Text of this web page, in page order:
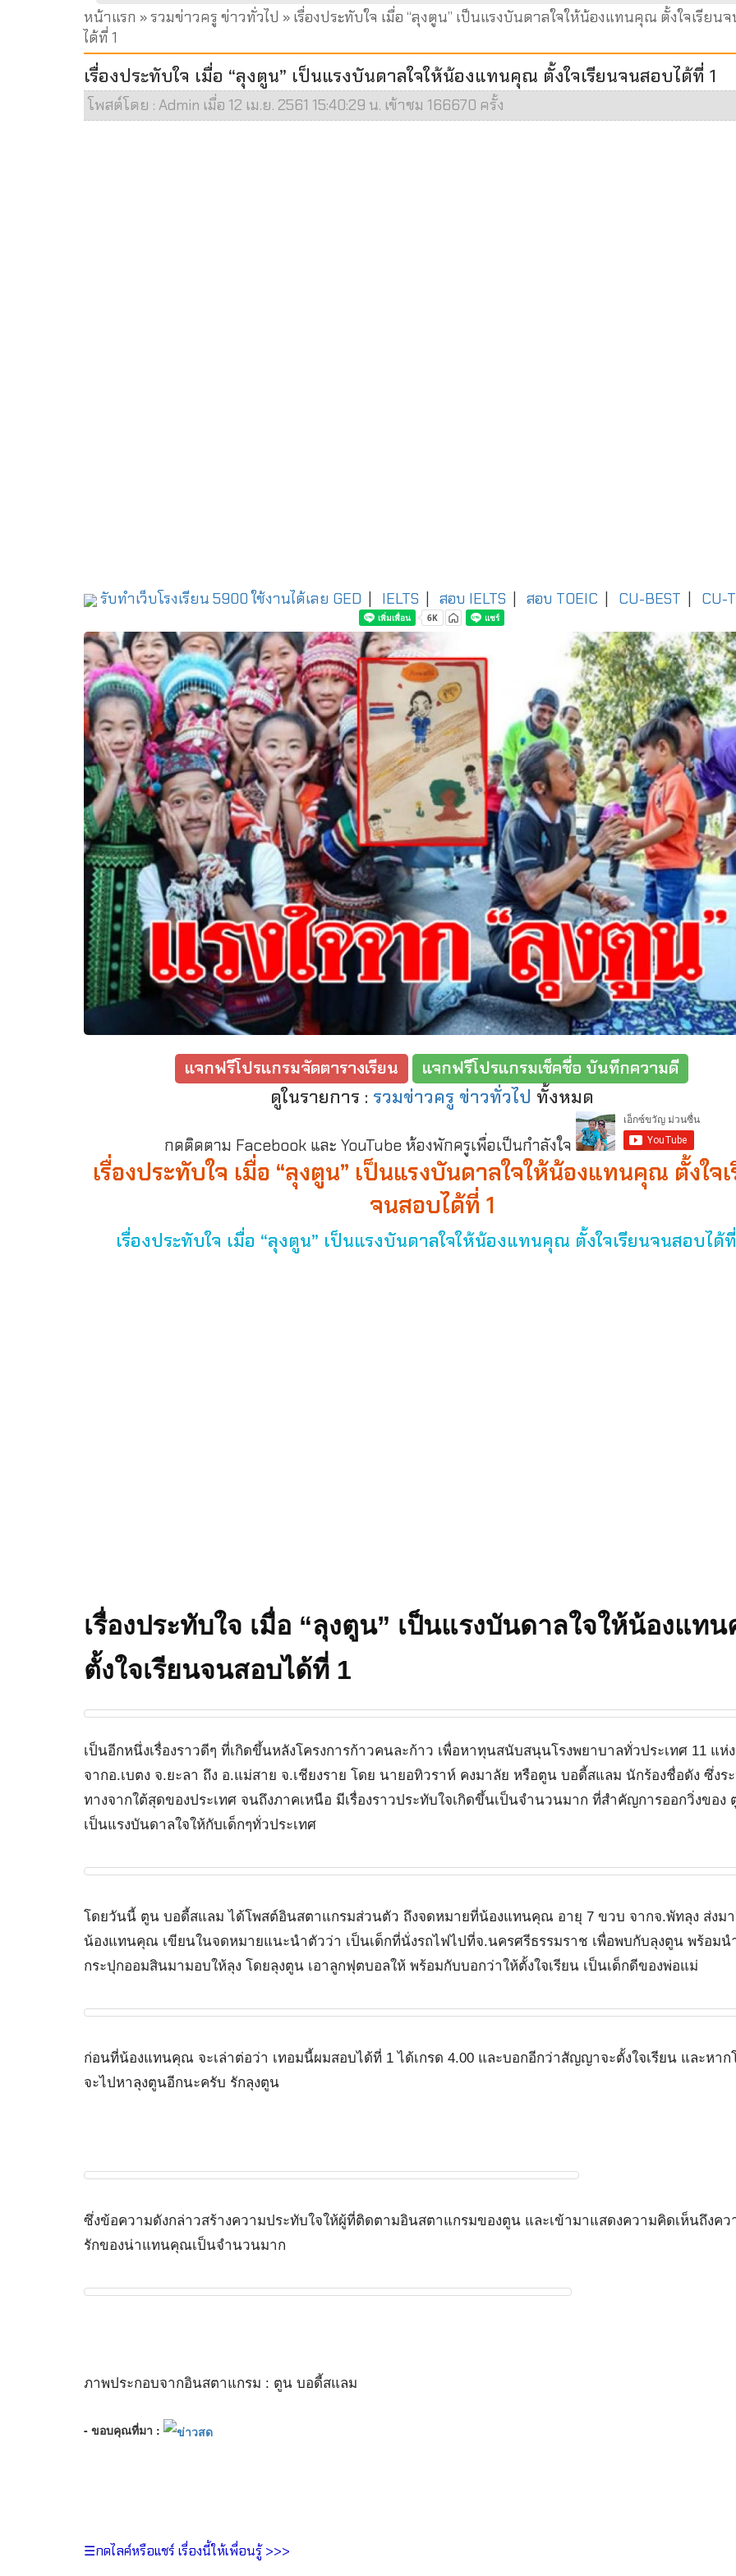
หน้าแรก »รวมข่าวครู ข่าวทั่วไป » เรื่องประทับใจ เมื่อ “ลุงตูน” เป็นแรงบันดาลใจให้น้องแทนคุณ ตั้งใจเรียน
ได้ที่ 1
เรื่องประทับใจ เมื่อ “ลุงตูน” เป็นแรงบันดาลใจให้น้องแทนคุณ ตั้งใจเรียนจนสอบได้ที่ 1
โพสต์โดย : Admin เมื่อ 12 เม.ย. 2561 15:40:29 น. เข้าชม 166670 ครั้ง
รับทำเว็บโรงเรียน 5900 ใช้งานได้เลย GED IELTS สอบ IELTS สอบ TOEIC CU-BEST CU-
แจกฟรีโปรแกรมจัดตารางเรียน แจกฟรีโปรแกรมเช็คชื่อ บันทึกความดี
ดูในรายการ : รวมข่าวครู ข่าวทั่วไป ทั้งหมด
กดติดตาม Facebook และ YouTube ห้องพักครูเพื่อเป็นกำลังใจ
เรื่องประทับใจ เมื่อ “ลุงตูน” เป็นแรงบันดาลใจให้น้องแทนคุณ ตั้งใจ
จนสอบได้ที่ 1
เรื่องประทับใจ เมื่อ “ลุงตูน” เป็นแรงบันดาลใจให้น้องแทนคุณ ตั้งใจเรียนจนสอบได้ที่
เรื่องประทับใจ เมื่อ “ลุงตูน” เป็นแรงบันดาลใจให้น้องแท
ตั้งใจเรียนจนสอบได้ที่ 1
เป็นอีกหนึ่งเรื่องราวดีๆ ที่เกิดขึ้นหลังโครงการก้าวคนละก้าว เพื่อหาทุนสนับสนุนโรงพยาบาลทั่วประเทศ 11 แห่
จากอ.เบตง จ.ยะลา ถึง อ.แม่สาย จ.เชียงราย โดย นายอทิวราห์ คงมาลัย หรือตูน บอดี้สแลม นักร้องชื่อดัง ซึ่งร
ทางจากใต้สุดของประเทศ จนถึงภาคเหนือ มีเรื่องราวประทับใจเกิดขึ้นเป็นจำนวนมาก ที่สำคัญการออกวิ่งของ
เป็นแรงบันดาลใจให้กับเด็กๆทั่วประเทศ
โดยวันนี้ ตูน บอดี้สแลม ได้โพสต์อินสตาแกรมส่วนตัว ถึงจดหมายที่น้องแทนคุณ อายุ 7 ขวบ จากจ.พัทลุง ส่งมา
น้องแทนคุณ เขียนในจดหมายแนะนำตัวว่า เป็นเด็กที่นั่งรถไฟไปที่จ.นครศรีธรรมราช เพื่อพบกับลุงตูน พร้อมน
กระปุกออมสินมามอบให้ลุง โดยลุงตูน เอาลูกฟุตบอลให้ พร้อมกับบอกว่าให้ตั้งใจเรียน เป็นเด็กดีของพ่อแม่
ก่อนที่น้องแทนคุณ จะเล่าต่อว่า เทอมนี้ผมสอบได้ที่ 1 ได้เกรด 4.00 และบอกอีกว่าสัญญาจะตั้งใจเรียน และหา
จะไปหาลุงตูนอีกนะครับ รักลุงตูน
ซึ่งข้อความดังกล่าวสร้างความประทับใจให้ผู้ที่ติดตามอินสตาแกรมของตูน และเข้ามาแสดงความคิดเห็นถึงคว
รักของน่าแทนคุณเป็นจำนวนมาก
ภาพประกอบจากอินสตาแกรม : ตูน บอดี้สแลม
- ขอบคุณที่มา :
☰กดไลค์หรือแชร์ เรื่องนี้ให้เพื่อนรู้ >>>